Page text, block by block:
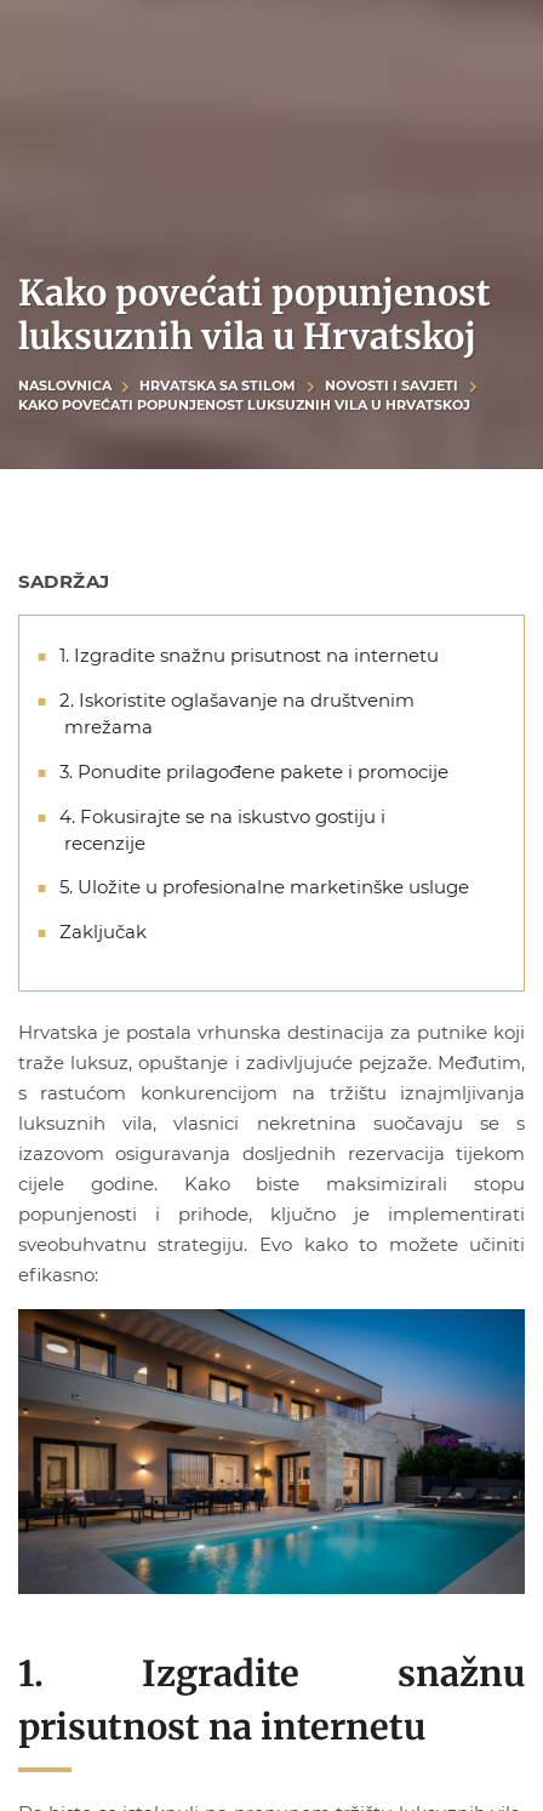
Kako povećati popunjenost
luksuznih vila u Hrvatskoj
NASLOVNICA HRVATSKA SA STILOM
NOVOSTI I SAVJETI
KAKO POVEĆATI POPUNJENOST LUKSUZNIH VILA U HRVATSKOJ
SADRŽAJ
1. Izgradite snažnu prisutnost na internetu
2. Iskoristite oglašavanje na društvenim
mrežama
3. Ponudite prilagođene pakete i promocije
4. Fokusirajte se na iskustvo gostiju i
recenzije
5. Uložite u profesionalne marketinške usluge
Zaključak
Hrvatska je postala vrhunska destinacija za putnike koji
traže luksuz, opuštanje i zadivljujuće pejzaže. Međutim,
s rastućom konkurencijom na tržištu iznajmljivanja
luksuznih vila, vlasnici nekretnina suočavaju se s
izazovom osiguravanja dosljednih rezervacija tijekom
cijele godine. Kako biste maksimizirali stopu
popunjenosti i prihode, ključno je implementirati
sveobuhvatnu strategiju. Evo kako to možete učiniti
efikasno:
1. Izgradite snažnu
prisutnost na internetu